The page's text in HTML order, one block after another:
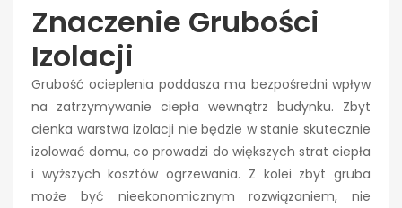
Znaczenie Grubości
Izolacji
Grubość ocieplenia poddasza ma bezpośredni wpływ
na zatrzymywanie ciepła wewnątrz budynku. Zbyt
cienka warstwa izolacji nie będzie w stanie skutecznie
izolować domu, co prowadzi do większych strat ciepła
i wyższych kosztów ogrzewania. Z kolei zbyt gruba
może być nieekonomicznym rozwiązaniem, nie